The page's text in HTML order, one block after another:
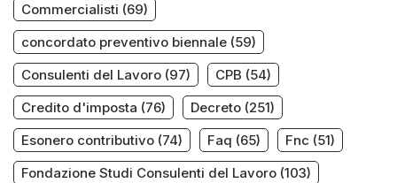
Commercialisti (69)
concordato preventivo biennale (59)
Consulenti del Lavoro (97) CPB (54)
Credito d'imposta (76) Decreto (251)
Esonero contributivo (74) Faq (65) Fnc (51)
Fondazione Studi Consulenti del Lavoro (103)